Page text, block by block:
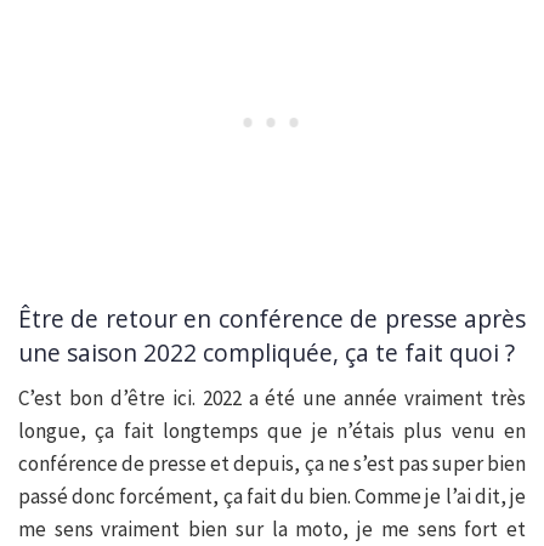
Être de retour en conférence de presse après
une saison 2022 compliquée, ça te fait quoi ?
C’est bon d’être ici. 2022 a été une année vraiment très
longue, ça fait longtemps que je n’étais plus venu en
conférence de presse et depuis, ça ne s’est pas super bien
passé donc forcément, ça fait du bien. Comme je l’ai dit, je
me sens vraiment bien sur la moto, je me sens fort et